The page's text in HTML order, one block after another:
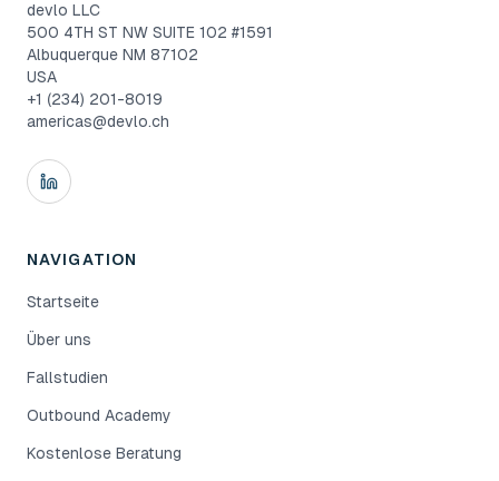
devlo LLC
500 4TH ST NW SUITE 102 #1591
Albuquerque NM 87102
USA
+1 (234) 201-8019
americas@devlo.ch
NAVIGATION
Startseite
Über uns
Fallstudien
Outbound Academy
Kostenlose Beratung